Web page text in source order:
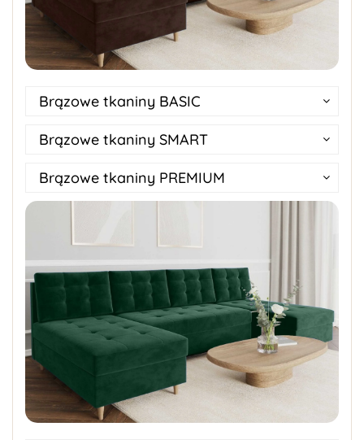
Brązowe tkaniny BASIC
Brązowe tkaniny SMART
Brązowe tkaniny PREMIUM